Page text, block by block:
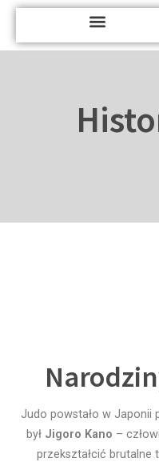
Judo powstało w Japonii
był Jigoro Kano –
przekształcić brutalne